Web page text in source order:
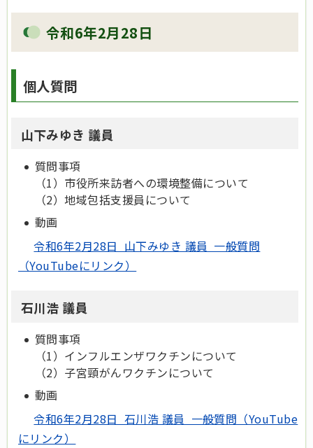
令和6年2月28日
個人質問
山下みゆき 議員
質問事項
（1）市役所来訪者への環境整備について
（2）地域包括支援員について
動画
令和6年2月28日 山下みゆき 議員 一般質問
（YouTubeにリンク）
石川浩 議員
質問事項
（1）インフルエンザワクチンについて
（2）子宮頸がんワクチンについて
動画
令和6年2月28日 石川浩 議員 一般質問（YouTube
にリンク）